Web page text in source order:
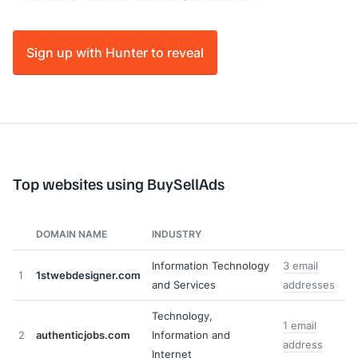
Sign up with Hunter to reveal
Top websites using BuySellAds
DOMAIN NAME INDUSTRY
1 1stwebdesigner.com
Information Technology
and Services
3 email
addresses
2 authenticjobs.com
Technology,
Information and
Internet
1 email
address